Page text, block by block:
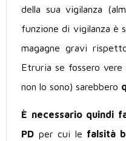
della sua vigilanza
funzione di vigilanza è
magagne gravi
Etruria se fossero
non lo sono) sarebbero
È necessario quindi
PD per cui le falsità